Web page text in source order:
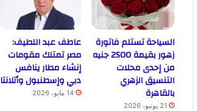
السياحة تستلم فاتورة
زهور بقيمة 2500 جنيه
من إحدى محلات
التنسيق الزهري
بالقاهرة
21 يونيو، 2026
عاطف عبد اللطيف:
مصر تمتلك مقومات
إنشاء مطار ينافس
دبي وإسطنبول وأتلانتا
14 مايو، 2026